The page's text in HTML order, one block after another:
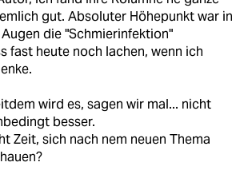
gut. Absoluter Höhepunkt war in
die "Schmierinfektion"
fast heute noch lachen, wenn ich
wird es, sagen wir mal... nicht
besser.
Zeit, sich nach nem neuen Thema